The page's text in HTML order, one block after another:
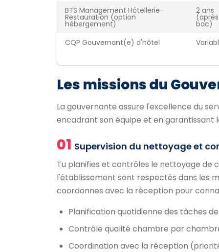
BTS Management Hôtellerie-
Restauration (option
hébergement)
2 ans
(après
bac)
CQP Gouvernant(e) d'hôtel
Les missions du
La gouvernante assure l'excellence du
encadrant son équipe et en
01 Supervision du nettoyage et
Tu planifies et contrôles le nettoyage de
l'établissement sont respectés dans les
coordonnes avec la réception pour
Planification quotidienne des tâches
Contrôle qualité chambre par
Coordination avec la réception